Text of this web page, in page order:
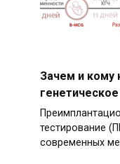
Зачем и кому
тестирование
современных